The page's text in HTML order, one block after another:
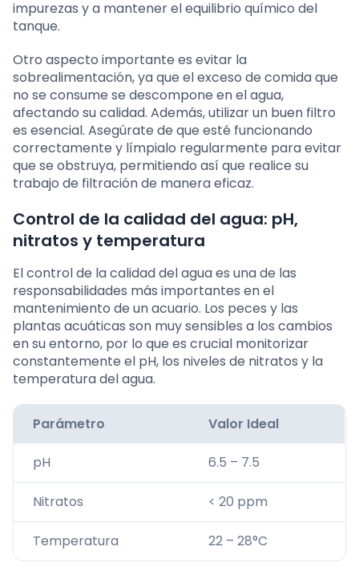
impurezas y a mantener el equilibrio químico del
tanque.
Otro aspecto importante es evitar la
sobrealimentación, ya que el exceso de comida que
no se consume se descompone en el agua,
afectando su calidad. Además, utilizar un buen filtro
es esencial. Asegúrate de que esté funcionando
correctamente y límpialo regularmente para evitar
que se obstruya, permitiendo así que realice su
trabajo de filtración de manera eficaz.
Control de la calidad del agua: pH,
nitratos y temperatura
El control de la calidad del agua es una de las
responsabilidades más importantes en el
mantenimiento de un acuario. Los peces y las
plantas acuáticas son muy sensibles a los cambios
en su entorno, por lo que es crucial monitorizar
constantemente el pH, los niveles de nitratos y la
temperatura del agua.
Parámetro Valor Ideal
pH 6.5 – 7.5
Nitratos < 20 ppm
Temperatura 22 – 28°C